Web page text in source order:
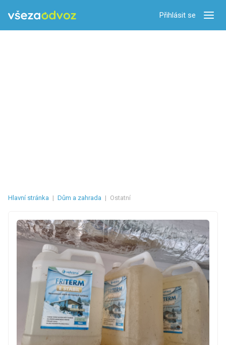
Přihlásit se
Hlavní stránka | Dům a zahrada | Ostatní